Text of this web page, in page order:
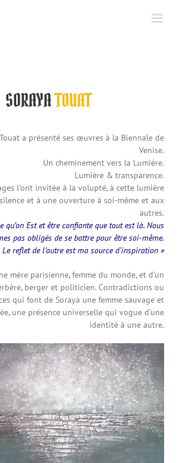
SORAYATOUAT
a présenté ses œuvres à la Biennale de
Venise.
Un cheminement vers la Lumière.
Lumière & transparence.
l’ont invitée à la volupté, à cette lumière
et à une ouverture à soi-même et aux
autres.
qu’on Est et être confiante que tout est là. Nous
pas obligés de se battre pour être soi-même.
Le reflet de l’autre est ma source d’inspiration »
mère parisienne, femme du monde, et d’un
berger et politicien. Contradictions ou
qui font de Soraya une femme sauvage et
une présence universelle qui vogue d’une
identité à une autre.